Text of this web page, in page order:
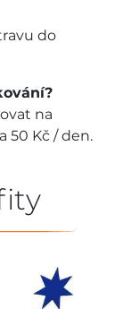
do
na
50 Kč / den.